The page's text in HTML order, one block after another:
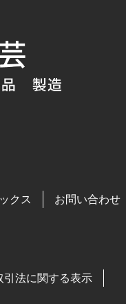
クス お問い合わせ
引法に関する表示